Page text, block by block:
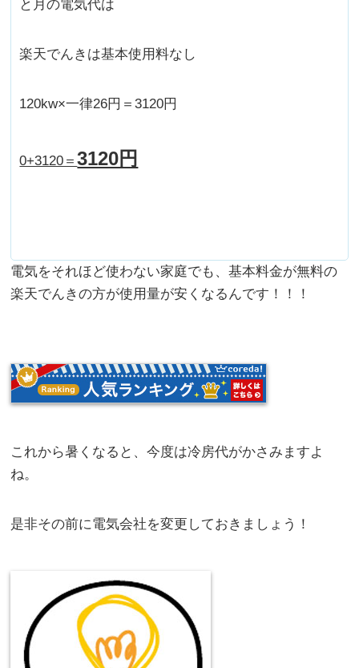
と月の電気代は
楽天でんきは基本使用料なし
120kw×一律26円＝3120円
0+3120＝3120円
電気をそれほど使わない家庭でも、基本料金が無料の
楽天でんきの方が使用量が安くなるんです！！！
これから暑くなると、今度は冷房代がかさみますよ
ね。
是非その前に電気会社を変更しておきましょう！